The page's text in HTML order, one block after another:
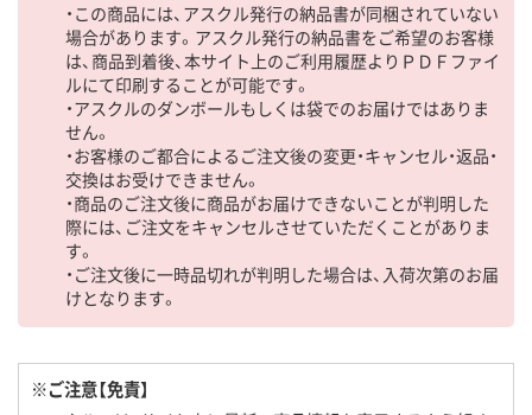
・この商品には、アスクル発行の納品書が同梱されていない
場合があります。アスクル発行の納品書をご希望のお客様
は、商品到着後、本サイト上のご利用履歴よりＰＤＦファイ
ルにて印刷することが可能です。
・アスクルのダンボールもしくは袋でのお届けではありま
せん。
・お客様のご都合によるご注文後の変更・キャンセル・返品・
交換はお受けできません。
・商品のご注文後に商品がお届けできないことが判明した
際には、ご注文をキャンセルさせていただくことがありま
す。
・ご注文後に一時品切れが判明した場合は、入荷次第のお届
けとなります。
※ご注意【免責】